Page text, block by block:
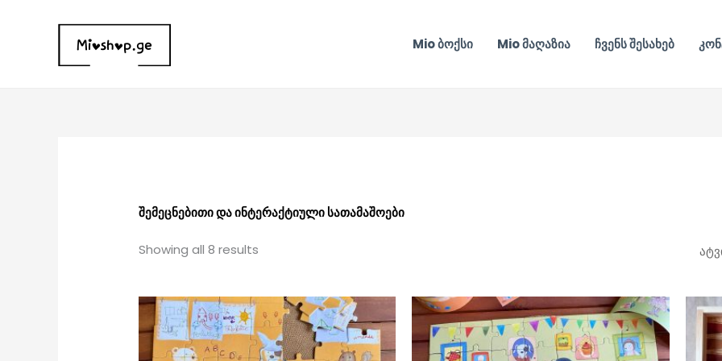
Mio ბოქსი Mio მაღაზია ჩვენს შესახებ
შემეცნებითი და ინტერაქტიული სათამაშოები
Showing all 8 results